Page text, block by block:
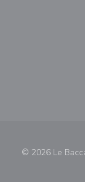
© 2026 Le